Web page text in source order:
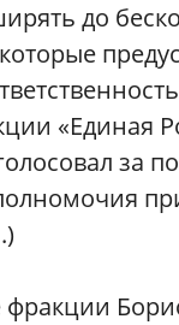
до
«Единая
за